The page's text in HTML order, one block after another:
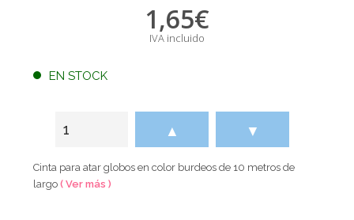
1,65€
IVA incluido
EN STOCK
▲ ▼
Cinta para atar globos en color burdeos de 10 metros de
largo( Ver más )